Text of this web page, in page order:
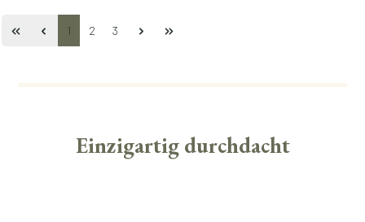
Seite
1 Seite
2 Seite
3
Einzigartig durchdacht